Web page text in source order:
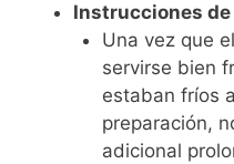
Instrucciones
Una vez que
servirse bien
estaban fríos
preparación,
adicional